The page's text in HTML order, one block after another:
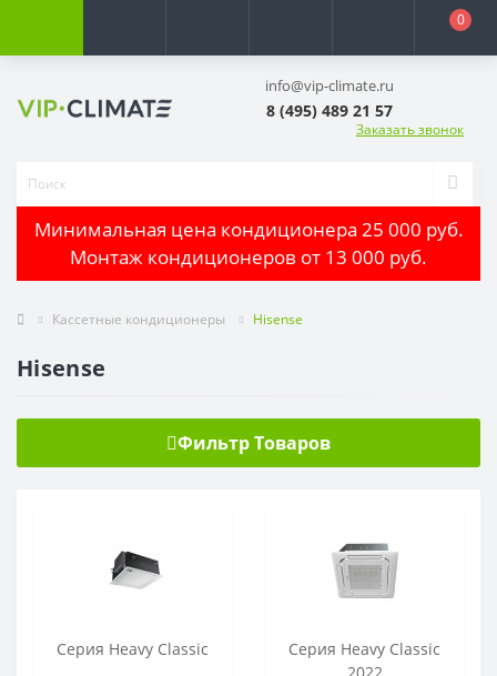
0
info@vip-climate.ru
8 (495) 489 21 57
Заказать звонок
Минимальная цена кондиционера 25 000 руб.
Монтаж кондиционеров от 13 000 руб.
Кассетные кондиционеры Hisense
Hisense
Фильтр Товаров
Серия Heavy Classic
Серия Heavy Classic
2022